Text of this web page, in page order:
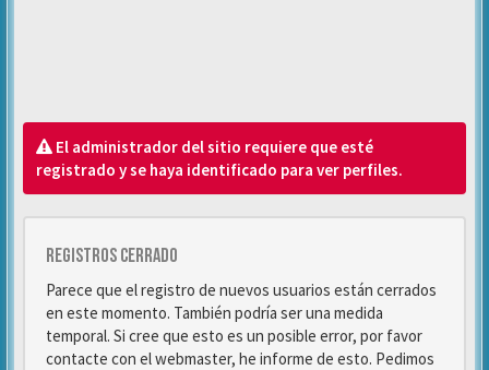
El administrador del sitio requiere que esté
registrado y se haya identificado para ver perfiles.
Registros cerrado
Parece que el registro de nuevos usuarios están cerrados
en este momento. También podría ser una medida
temporal. Si cree que esto es un posible error, por favor
contacte con el webmaster, he informe de esto. Pedimos